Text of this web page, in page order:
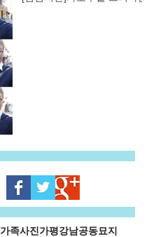
가족사진 가평강남공동묘지